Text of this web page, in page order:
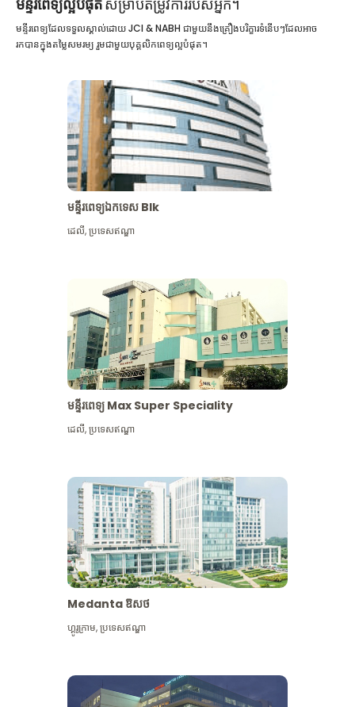
មន្ទីរពេទ្យល្អបំផុតសម្រាប់តម្រូវការរបស់អ្នក។
មន្ទីរពេទ្យដែលទទួលស្គាល់ដោយ JCI & NABH ជាមួយនឹងគ្រឿងបរិក្ខារទំនើបៗដែលអាច
រកបានក្នុងតម្លៃសមរម្យ រួមជាមួយបុគ្គលិកពេទ្យល្អបំផុត។
មន្ទីរពេទ្យឯកទេស Blk
ដេលី,ប្រទេសឥណ្ឌា
មន្ទីរពេទ្យ Max Super Speciality
ដេលី,ប្រទេសឥណ្ឌា
Medanta ឱសថ
ហ្គូរូក្រាម,ប្រទេសឥណ្ឌា